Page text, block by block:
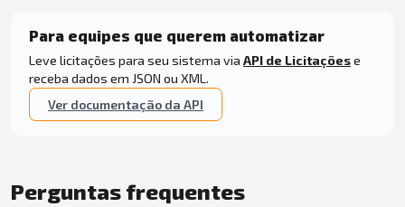
Para equipes que querem automatizar
Leve licitações para seu sistema via API de Licitaçõese
receba dados em JSON ou XML.
Ver documentação da API
Perguntas frequentes